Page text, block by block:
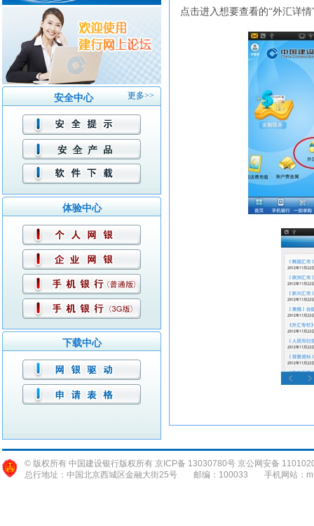
更多>>
安全中心
体验中心
下载中心
点击进入想要查看的“外汇详
© 版权所有 中国建设银行版权所有 京ICP备 13030780号 京公网安备
总行地址：中国北京西城区金融大街25号
邮编：100033 手机网站：